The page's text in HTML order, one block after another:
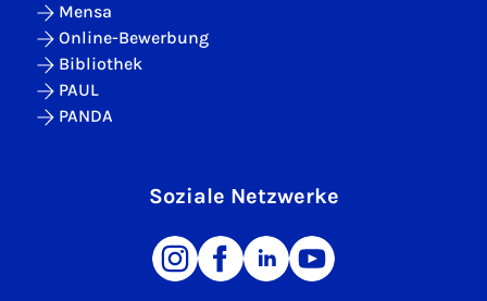
Mensa
Online-Bewerbung
Bibliothek
PAUL
PANDA
Soziale Netzwerke